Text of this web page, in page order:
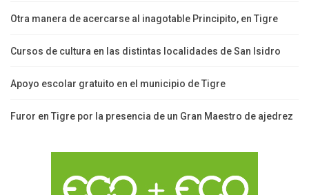
Otra manera de acercarse al inagotable Principito, en Tigre
Cursos de cultura en las distintas localidades de San Isidro
Apoyo escolar gratuito en el municipio de Tigre
Furor en Tigre por la presencia de un Gran Maestro de ajedrez